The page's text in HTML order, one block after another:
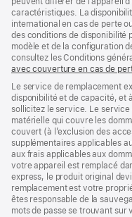
caractéristiques. La
international en cas de perte
des conditions de disponibilité
modèle et de la configuration
consultez les Conditions
avec couverture en cas de
Le service de remplacement
disponibilité et de capacité, et
sollicitez le service. Le
matérielle qui couvre les
couvert (à l’exclusion des
supplémentaires applicables
aux frais applicables aux
votre appareil est remplacé
express, le produit original
remplacement est votre
êtes responsable de la
mots de passe se trouvant sur